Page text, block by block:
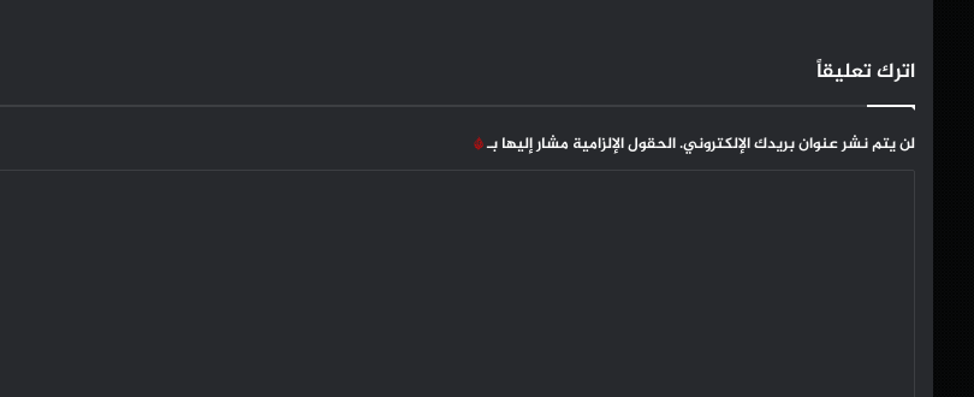
اترك تعليقاً
لن يتم نشر عنوان بريدك الإلكتروني.الحقول الإلزامية مشار إليها بـ*